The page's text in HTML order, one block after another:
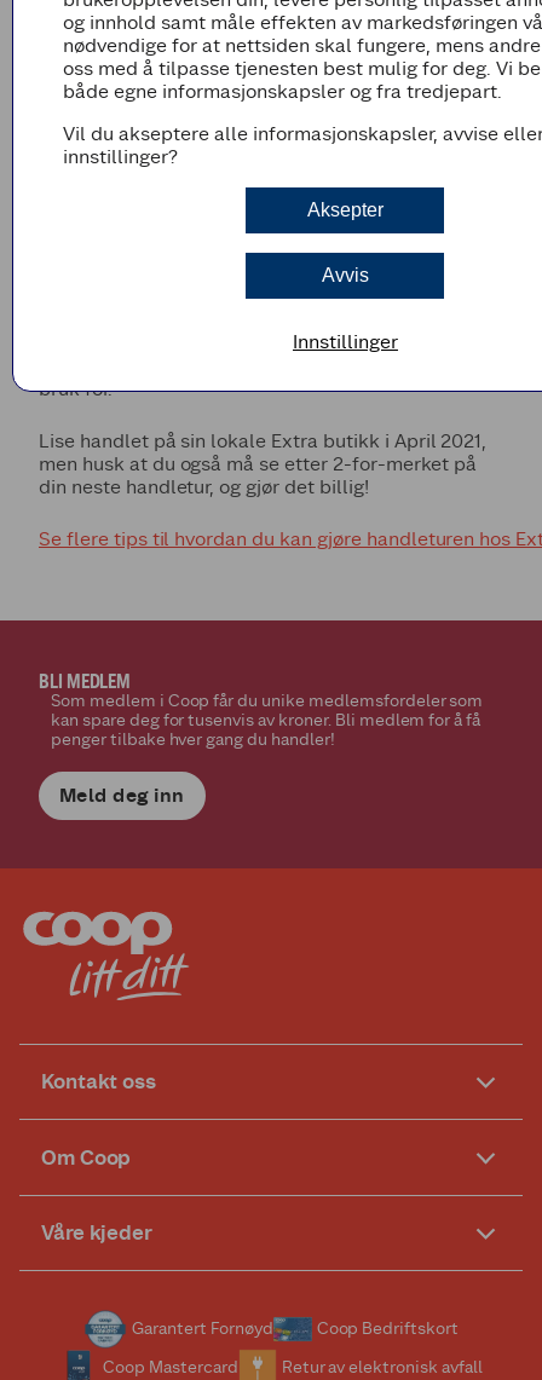
er det flere ting som må på plass. Å legge en plan
for middager, matpakker og andre måltider
fremover er nummer en. Så er det lurt å fylle opp
skapene med sånt man stadig trenger.
Og her kommer 2 for-tilbudene inn igjen. Det er 2 for
på kaffe, dopapir, pasta, de digge smak-juicene,
med en gang istedenfor å kjøpe en og en sparer du
Bortsett fra melk, som har begrenset holdbarhet
har jeg kun sett 2 for-merket på varer som holder
av muligheten til å spare penger samtidig som man
bruk for.
Lise handlet på sin lokale Extra butikk i April 2021,
men husk at du også må se etter 2-for-merket på
din neste handletur, og gjør det billig!
Se flere tips til hvordan du kan gjøre handleturen hos
BLI MEDLEM
Som medlem i Coop får du unike medlemsfordeler som
kan spare deg for tusenvis av kroner. Bli medlem for å få
penger tilbake hver gang du handler!
Meld deg inn
Kontakt oss
Om Coop
Våre kjeder
Garantert Fornøyd
Coop Bedriftskort
Coop Mastercard
Retur av elektronisk avfall
og innhold samt måle effekten av markedsføringen
nødvendige for at nettsiden skal fungere, mens
oss med å tilpasse tjenesten best mulig for deg. Vi
både egne informasjonskapsler og fra tredjepart.
Vil du akseptere alle informasjonskapsler, avvise
innstillinger?
Aksepter
Avvis
Innstillinger